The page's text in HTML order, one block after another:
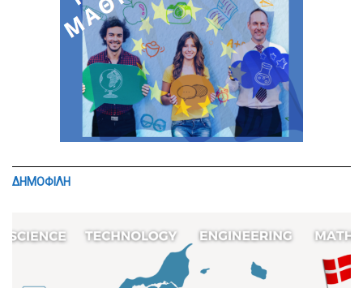
ΔΗΜΟΦΙΛΗ